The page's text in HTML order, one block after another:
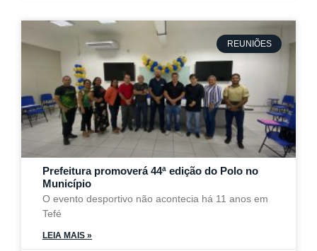
REUNIÕES
Prefeitura promoverá 44ª edição do Polo no
Município
O evento desportivo não acontecia há 11 anos em
Tefé
LEIA MAIS »